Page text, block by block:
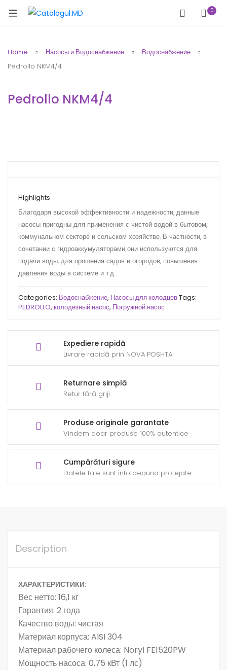
0
Home Насосы и Водоснабжение
Водоснабжение
Pedrollo NKM4/4
Pedrollo NKM4/4
Expediere rapidă
Livrare rapidă prin NOVA POSHTA
Returnare simplă
Retur fără griji
Produse originale garantate
Vindem doar produse 100% autentice
Cumpărături sigure
Datele tale sunt întotdeauna protejate
Highlights
Благодаря высокой эффективности и надежности, данные
насосы пригодны для применения с чистой водой в бытовом,
коммунальном секторе и сельском хозяйстве. В частности, в
сочетании с гидроаккумуляторами они используются для
подачи воды, для орошения садов и огородов, повышения
давления воды в системе и т.д.
Categories: Водоснабжение, Насосы для колодцевTags:
PEDROLLO, колодезный насос, Погружной насос
Description
ХАРАКТЕРИСТИКИ:
Вес нетто: 16,1 кг
Гарантия: 2 года
Качество воды: чистая
Материал корпуса: AISI 304
Материал рабочего колеса: Noryl FE1520PW
Мощность насоса: 0,75 кВт (1 лс)